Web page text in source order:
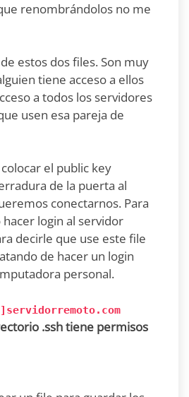
renombrándolos no me
estos dos files. Son muy
tiene acceso a ellos
a todos los servidores
usen esa pareja de
el public key
de la puerta al
conectarnos. Para
login al servidor
decirle que use este file
de hacer un login
personal.
.ssh tiene permisos